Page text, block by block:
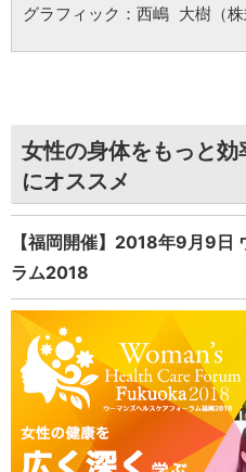
グラフィック：西嶋 大樹（株
女性の身体をもっと
にオススメ
【福岡開催】2018年9月9日
ラム2018